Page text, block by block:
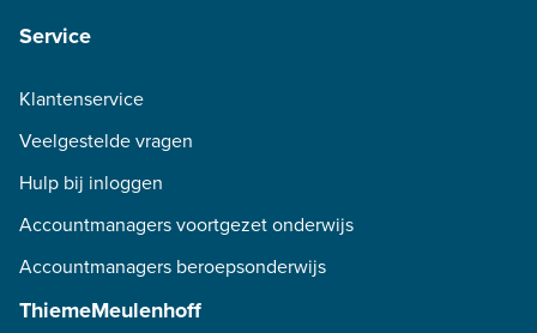
Service
Klantenservice
Veelgestelde vragen
Hulp bij inloggen
Accountmanagers voortgezet onderwijs
Accountmanagers beroepsonderwijs
ThiemeMeulenhoff